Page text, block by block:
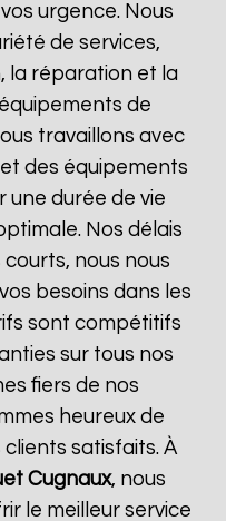
urgence. Nous
de services,
la réparation et la
de
travaillons avec
des équipements
durée de vie
Nos délais
nous nous
besoins dans les
sont compétitifs
sur tous nos
fiers de nos
heureux de
satisfaits. À
Cugnaux, nous
le meilleur service